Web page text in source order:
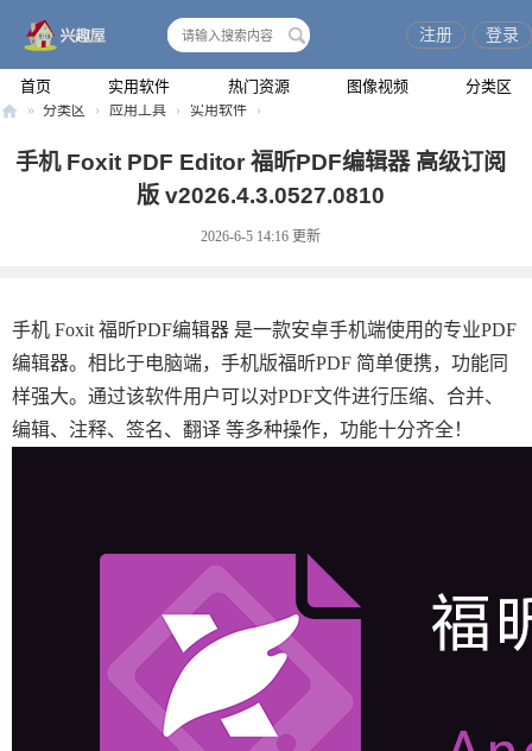
首页 实用软件 热门资源 图像视频 分类区
注册 登录
» 分类区 › 应用工具 › 实用软件 ›
手机 Foxit PDF Editor 福昕PDF编辑器 高级订阅
版 v2026.4.3.0527.0810
2026-6-5 14:16 更新
手机 Foxit 福昕PDF编辑器 是一款安卓手机端使用的专业PDF
编辑器。相比于电脑端，手机版福昕PDF 简单便携，功能同
样强大。通过该软件用户可以对PDF文件进行压缩、合并、
编辑、注释、签名、翻译 等多种操作，功能十分齐全！